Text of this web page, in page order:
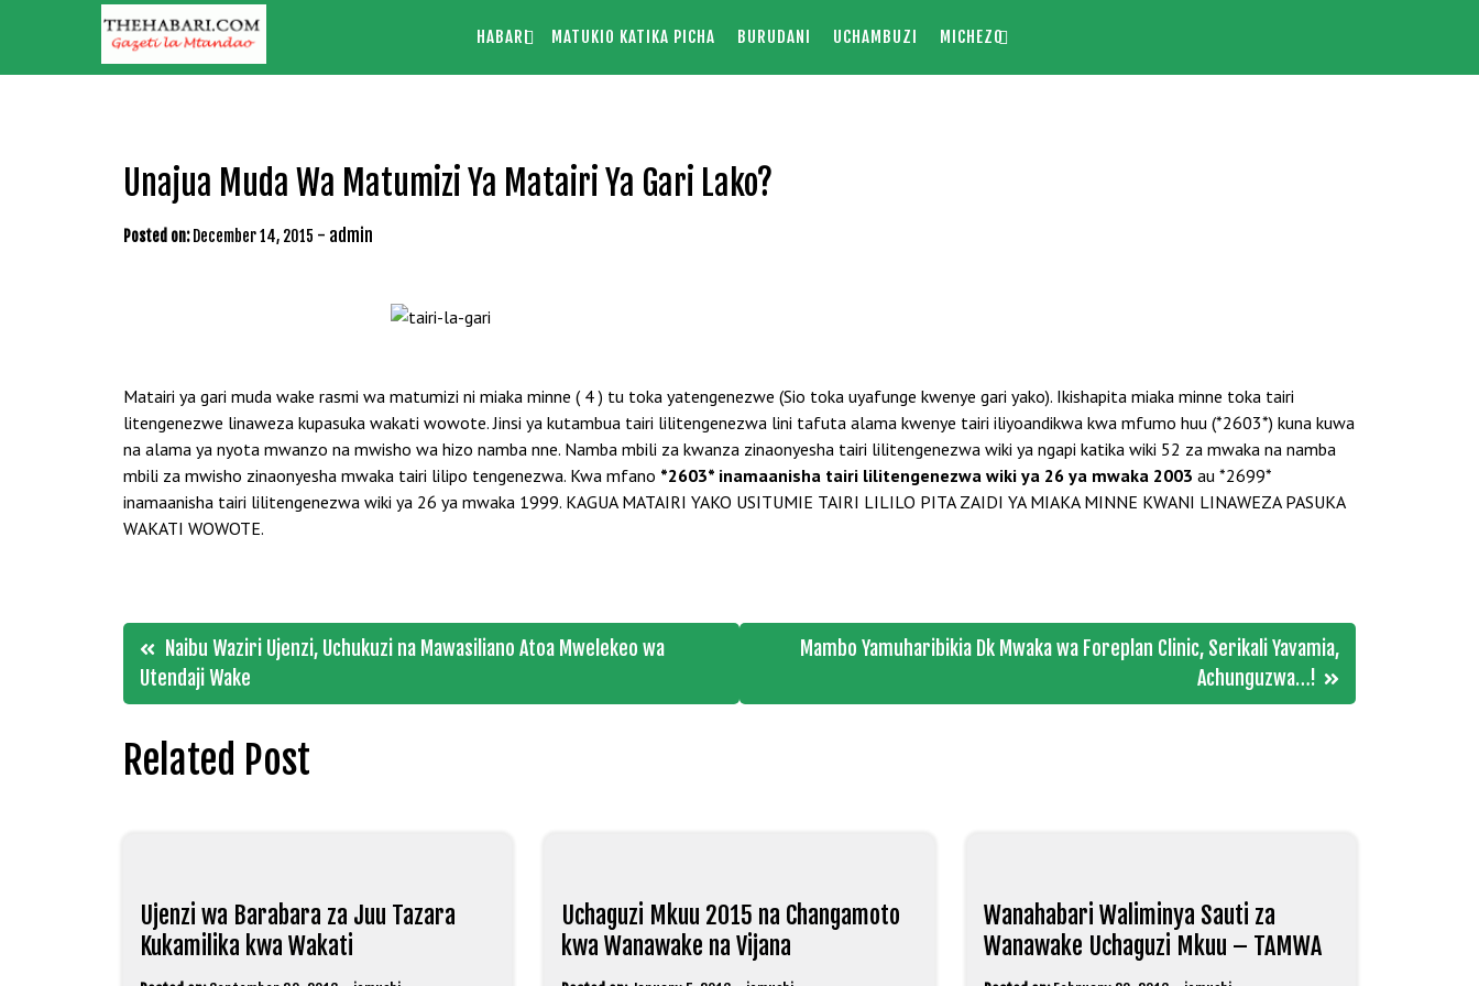
HABARI MATUKIO KATIKA PICHA BURUDANI UCHAMBUZI MICHEZO
Unajua Muda Wa Matumizi Ya Matairi Ya Gari Lako?
Posted on: December 14, 2015 - admin
Matairi ya gari muda wake rasmi wa matumizi ni miaka minne ( 4 ) tu toka yatengenezwe (Sio toka uyafunge kwenye gari yako). Ikishapita miaka minne toka tairi
litengenezwe linaweza kupasuka wakati wowote. Jinsi ya kutambua tairi lilitengenezwa lini tafuta alama kwenye tairi iliyoandikwa kwa mfumo huu (*2603*) kuna kuwa
na alama ya nyota mwanzo na mwisho wa hizo namba nne. Namba mbili za kwanza zinaonyesha tairi lilitengenezwa wiki ya ngapi katika wiki 52 za mwaka na namba
mbili za mwisho zinaonyesha mwaka tairi lilipo tengenezwa. Kwa mfano *2603* inamaanisha tairi lilitengenezwa wiki ya 26 ya mwaka 2003 au *2699*
inamaanisha tairi lilitengenezwa wiki ya 26 ya mwaka 1999. KAGUA MATAIRI YAKO USITUMIE TAIRI LILILO PITA ZAIDI YA MIAKA MINNE KWANI LINAWEZA PASUKA
WAKATI WOWOTE.
Post
navigation
Naibu Waziri Ujenzi, Uchukuzi na Mawasiliano Atoa Mwelekeo wa
Utendaji Wake
Mambo Yamuharibikia Dk Mwaka wa Foreplan Clinic, Serikali Yavamia,
Achunguzwa…!
Related Post
Ujenzi wa Barabara za Juu Tazara
Kukamilika kwa Wakati
Uchaguzi Mkuu 2015 na Changamoto
kwa Wanawake na Vijana
Wanahabari Waliminya Sauti za
Wanawake Uchaguzi Mkuu – TAMWA